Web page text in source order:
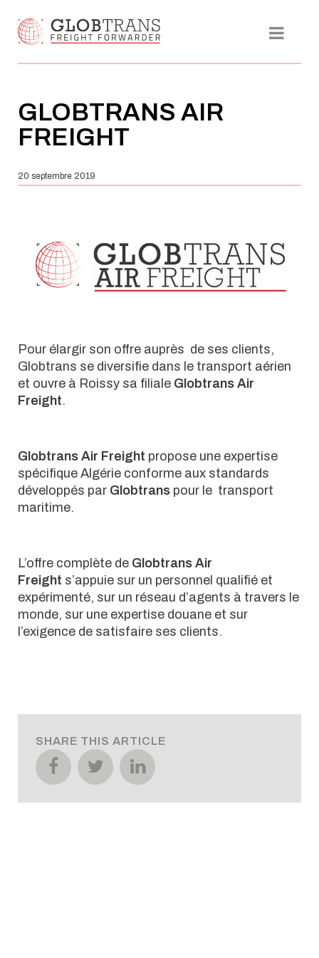
GLOBTRANS AIR
FREIGHT
20 septembre 2019
Pour élargir son offre auprès de ses clients,
Globtrans se diversifie dans le transport aérien
et ouvre à Roissy sa filiale Globtrans Air
Freight.
Globtrans Air Freight propose une expertise
spécifique Algérie conforme aux standards
développés par Globtrans pour le transport
maritime.
L’offre complète de Globtrans Air
Freight s’appuie sur un personnel qualifié et
expérimenté, sur un réseau d’agents à travers le
monde, sur une expertise douane et sur
l’exigence de satisfaire ses clients.
SHARE THIS ARTICLE